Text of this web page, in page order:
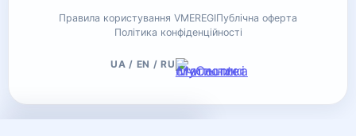
Правила користування VMEREGIПублічна оферта
Політика конфіденційності
UA / EN / RU